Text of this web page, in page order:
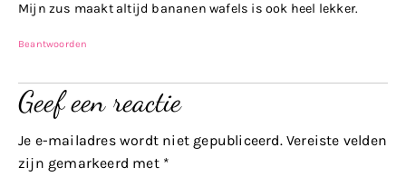
Mijn zus maakt altijd bananen wafels is ook heel lekker.
Beantwoorden
Geef een reactie
Je e-mailadres wordt niet gepubliceerd. Vereiste velden
zijn gemarkeerd met *